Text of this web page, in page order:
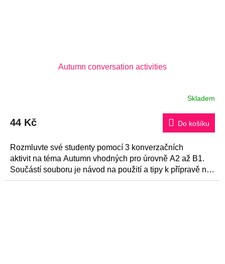
Autumn conversation activities
Skladem
44 Kč Do košíku
Rozmluvte své studenty pomocí 3 konverzačních
aktivit na téma Autumn vhodných pro úrovně A2 až B1.
Součástí souboru je návod na použití a tipy k přípravě na
konverzaci.